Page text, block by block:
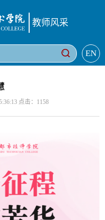
教师风采
EN
点击： 1158